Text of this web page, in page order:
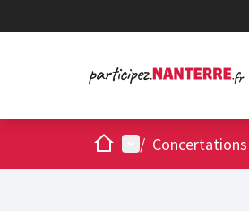
AccueilMenu principal
/ Concertations